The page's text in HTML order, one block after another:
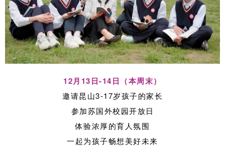
12月13日-14日（本周末）
邀请昆山3-17岁孩子的家长
参加苏国外校园开放日
体验浓厚的育人氛围
一起为孩子畅想美好未来